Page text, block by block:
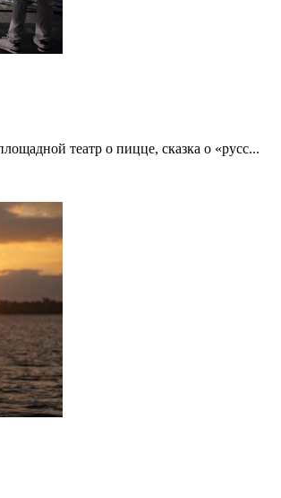
театр о пицце, сказка о «русс...